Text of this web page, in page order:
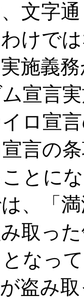
文字
けで
施義
宣言
ロ宣
言の
とに
、「
取っ
なっ
盗み